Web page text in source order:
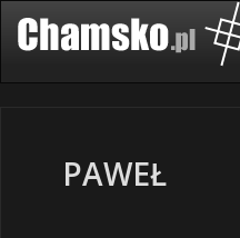
PAWEŁ